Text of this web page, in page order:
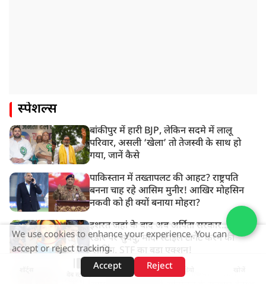
स्पेशल्स
बांकीपुर में हारी BJP, लेकिन सदमे में लालू
परिवार, असली ‘खेला’ तो तेजस्वी के साथ हो
गया, जानें कैसे
पाकिस्तान में तख्तापलट की आहट? राष्ट्रपति
बनना चाह रहे आसिम मुनीर! आखिर मोहसिन
नकवी को ही क्यों बनाया मोहरा?
इशरत जहां के बाद अब अर्पिता सरकार...जैश के
रडार पर सुवेंदु, मोदी स्टाइल टार्गेट करने की
प्लानिंग, STF का बड़ा एक्शन!
'1857 जैसी होगी 'क्रांति'!' मीडिया के सामने
वेब स्टोरीज़
We use cookies to enhance your experience. You can
accept or reject tracking.
Accept
Reject